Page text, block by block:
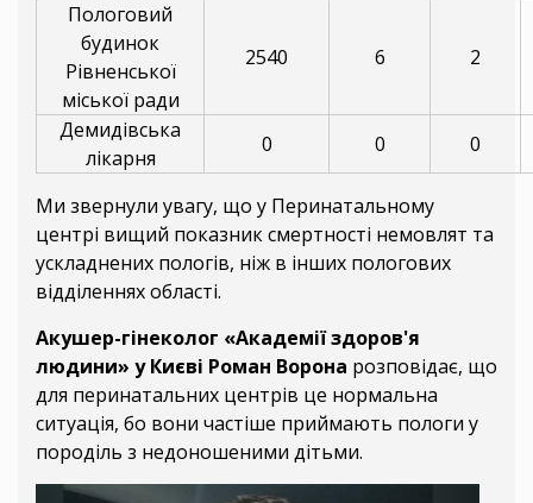
Пологовий
будинок
Рівненської
міської ради
2540 6 2
Демидівська
лікарня
0 0 0
Ми звернули увагу, що у Перинатальному
центрі вищий показник смертності немовлят та
ускладнених пологів, ніж в інших пологових
відділеннях області.
Акушер-гінеколог «Академії здоров'я
людини» у Києві Роман Ворона розповідає, що
для перинатальних центрів це нормальна
ситуація, бо вони частіше приймають пологи у
породіль з недоношеними дітьми.